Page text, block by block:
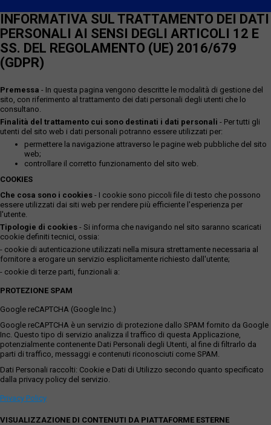
INFORMATIVA SUL TRATTAMENTO DEI DATI
PERSONALI AI SENSI DEGLI ARTICOLI 12 E
SS. DEL REGOLAMENTO (UE) 2016/679
(GDPR)
Premessa - In questa pagina vengono descritte le modalità di gestione del
sito, con riferimento al trattamento dei dati personali degli utenti che lo
consultano.
Finalità del trattamento cui sono destinati i dati personali - Per tutti gli
utenti del sito web i dati personali potranno essere utilizzati per:
permettere la navigazione attraverso le pagine web pubbliche del sito
web;
controllare il corretto funzionamento del sito web.
COOKIES
Che cosa sono i cookies - I cookie sono piccoli file di testo che possono
essere utilizzati dai siti web per rendere più efficiente l'esperienza per
l'utente.
Tipologie di cookies - Si informa che navigando nel sito saranno scaricati
cookie definiti tecnici, ossia:
- cookie di autenticazione utilizzati nella misura strettamente necessaria al
fornitore a erogare un servizio esplicitamente richiesto dall'utente;
- cookie di terze parti, funzionali a:
PROTEZIONE SPAM
Google reCAPTCHA (Google Inc.)
Google reCAPTCHA è un servizio di protezione dallo SPAM fornito da Google
Inc. Questo tipo di servizio analizza il traffico di questa Applicazione,
potenzialmente contenente Dati Personali degli Utenti, al fine di filtrarlo da
parti di traffico, messaggi e contenuti riconosciuti come SPAM.
Dati Personali raccolti: Cookie e Dati di Utilizzo secondo quanto specificato
dalla privacy policy del servizio.
Privacy Policy
VISUALIZZAZIONE DI CONTENUTI DA PIATTAFORME ESTERNE